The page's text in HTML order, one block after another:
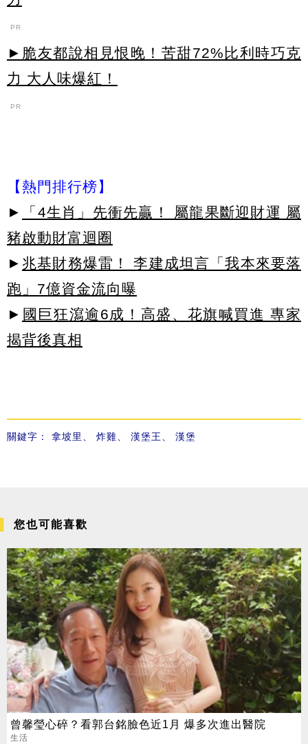
PR
►脆友都說相見恨晚！苦甜72%比利時巧克
力 大人味爆紅！
PR
【熱門排行榜】
►
「4生肖」先衝先贏！ 屬龍果斷迎財運 屬
豬啟動財富迴圈
► 兆基財務爆雷！ 李建成坦言「我本來要落
跑」7億資金流向曝
► 國巨狂瀉逾6成！高盛、花旗喊買進 專家
揭背後真相
關鍵字： 拿坡里 炸雞 漢堡王 漢堡
您也可能喜歡
曾馨瑩心碎？看郭台銘臉色近1月 爆多次進出醫院
生活